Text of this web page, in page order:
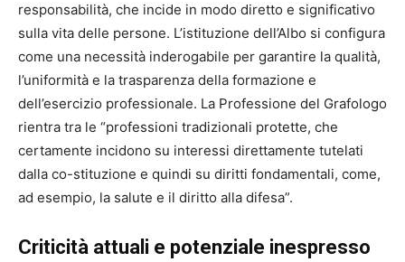
responsabilità, che incide in modo diretto e significativo
sulla vita delle persone. L’istituzione dell’Albo si configura
come una necessità inderogabile per garantire la qualità,
l’uniformità e la trasparenza della formazione e
dell’esercizio professionale. La Professione del Grafologo
rientra tra le “professioni tradizionali protette, che
certamente incidono su interessi direttamente tutelati
dalla co-stituzione e quindi su diritti fondamentali, come,
ad esempio, la salute e il diritto alla difesa”.
Criticità attuali e potenziale inespresso